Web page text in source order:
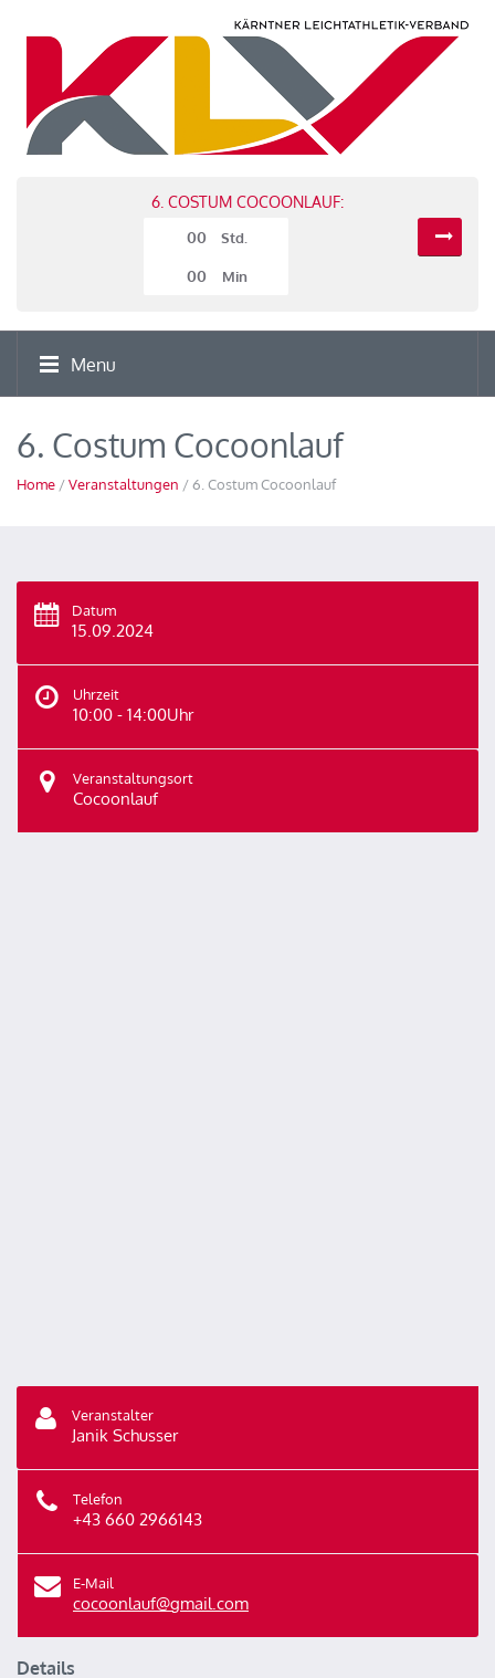
6. COSTUM COCOONLAUF:
00
Std.
00 Min
Menu
6. Costum Cocoonlauf
Home /Veranstaltungen / 6. Costum Cocoonlauf
Datum
15.09.2024
Uhrzeit
10:00 - 14:00Uhr
Veranstaltungsort
Cocoonlauf
Veranstalter
Janik Schusser
Telefon
+43 660 2966143
E-Mail
cocoonlauf@gmail.com
Details